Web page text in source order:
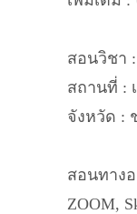
สอนวิชา
สถานที่ :
จังหวัด :
สอนทาง
ZOOM,